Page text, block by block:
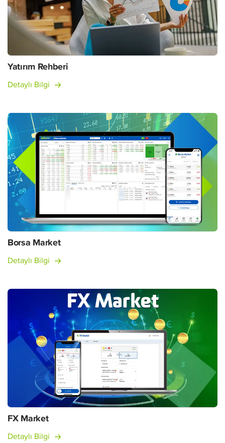
Yatırım Rehberi
Detaylı Bilgi
Borsa Market
Detaylı Bilgi
FX Market
Detaylı Bilgi